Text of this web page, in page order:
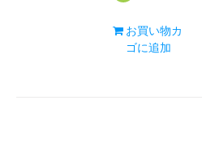
お買い物カ
ゴに追加